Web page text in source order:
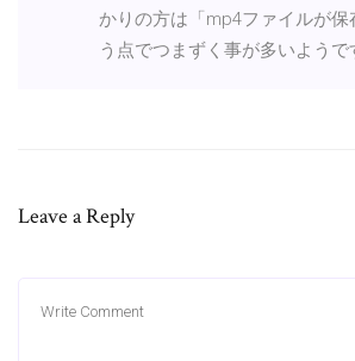
かりの方は「mp4ファイルが
う点でつまずく事が多いようで
Leave a Reply